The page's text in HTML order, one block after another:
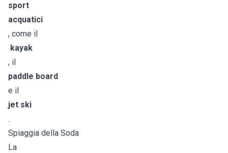
sport
acquatici
, come il
kayak
, il
paddle board
e il
jet ski
.
Spiaggia della Soda
La